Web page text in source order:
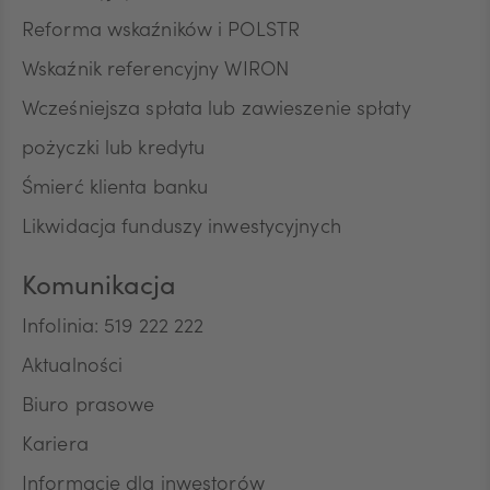
z Inspektorem Ochrony Danych. Dane kontaktowe
Przysługuje Pani/Panu również prawo wniesienia
ochroną danych osobowych tj. Prezesa Urzędu
Ochrony Danych Osobowych.
Informacja o wymogu podania danych
Podanie danych osobowych jest dobrowolne,
jednak niezbędne do pobrania Kompendium wiedzy
Reforma wskaźników i POLSTR
Wskaźnik referencyjny WIRON
Wcześniejsza spłata lub zawieszenie spłaty
pożyczki lub kredytu
Śmierć klienta banku
Likwidacja funduszy inwestycyjnych
Komunikacja
Infolinia: 519 222 222
Aktualności
Biuro prasowe
Kariera
Informacje dla inwestorów